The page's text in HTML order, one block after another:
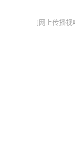
[ 网上传播视